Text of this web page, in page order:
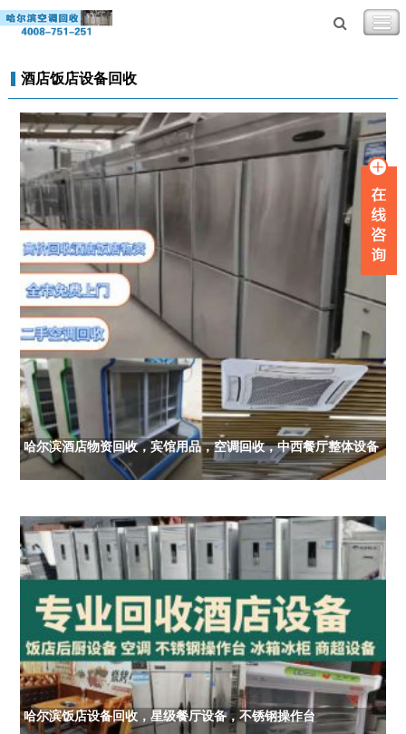
酒店饭店设备回收
哈尔滨酒店物资回收，宾馆用品，空调回收，中西餐厅整体设备
哈尔滨饭店设备回收，星级餐厅设备，不锈钢操作台